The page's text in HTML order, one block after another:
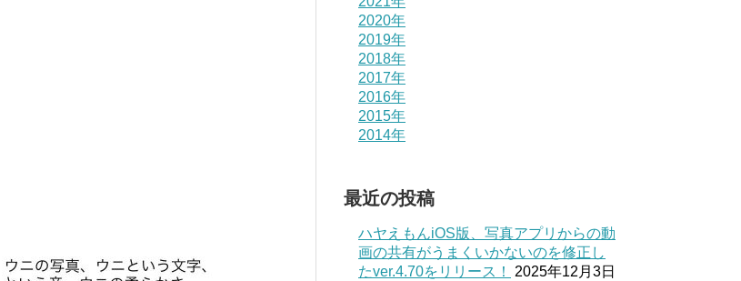
2020年
2019年
2018年
2017年
2016年
2015年
2014年
最近の投稿
ハヤえもんiOS版、写真アプリからの動
画の共有がうまくいかないのを修正し
たver.4.70をリリース！
2025年12月3日